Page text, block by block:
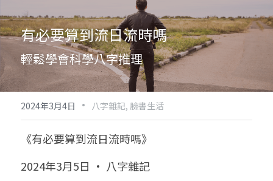
實體經營
祖傳命理
手工印鑑
課程介紹
五行八字學
後天派陽宅
Blog
黃金會員專區
八字雜記
心靈成長
試閱專區
Podcast聽書
團隊訓練營
線上學苑
八字初階班1
命理商城
有必要算到流日流時嗎
輕鬆學會科學八字推理
2024年3月4日 · 八字雜記, 臉書生活
《有必要算到流日流時嗎》
2024年3月5日 · 八字雜記
《十神高階實戰錄》完整典藏版
1美元超值PDF